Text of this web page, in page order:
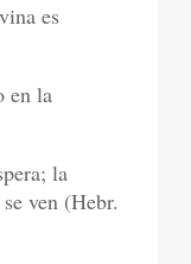
es
en la
la
ven (Hebr.